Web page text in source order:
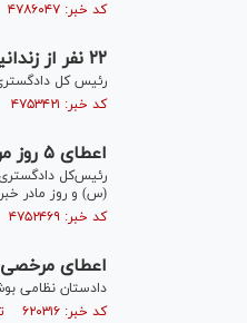
کد خبر: ۴۷۸۶۰۴۷ تاریخ انتشار : ۱۴۰۳/۰۵/۱۱
۲۲ نفر از زندانیان جرایم غیرعمد استان کهگیلویه و بویر احمد آزاد شدند
رئیس کل دادگستری استان کهگیلویه و
کد خبر: ۴۷۵۳۴۲۱ تاریخ انتشار : ۱۴۰۲/۱۰/۱۷
اعطای ۵ روز مرخصی به زندانیان استان اردبیل به مناسبت میلاد حضرت فاطمه‌(س)
(س) و روز مادر
کد خبر: ۴۷۵۲۴۶۹ تاریخ انتشار : ۱۴۰۲/۱۰/۱۲
اعطای مرخصی
دادستان نظامی
کد خبر: ۶۲۰۳۱۶ تاریخ انتشار : ۱۳۹۹/۰۲/۲۴